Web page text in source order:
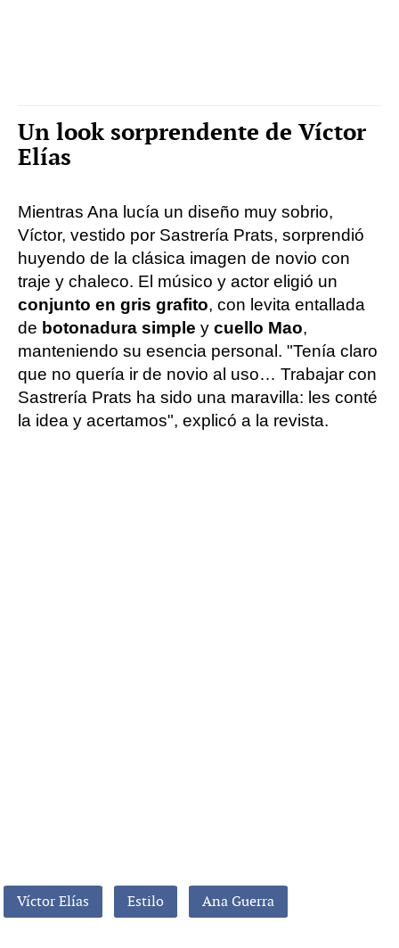
Un look sorprendente de Víctor
Elías
Mientras Ana lucía un diseño muy sobrio,
Víctor, vestido por Sastrería Prats, sorprendió
huyendo de la clásica imagen de novio con
traje y chaleco. El músico y actor eligió un
conjunto en gris grafito, con levita entallada
de botonadura simple y cuello Mao,
manteniendo su esencia personal. "Tenía claro
que no quería ir de novio al uso… Trabajar con
Sastrería Prats ha sido una maravilla: les conté
la idea y acertamos", explicó a la revista.
Víctor Elías Estilo Ana Guerra